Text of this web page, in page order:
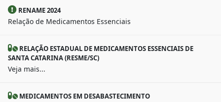
RENAME 2024
Relação de Medicamentos Essenciais
RELAÇÃO ESTADUAL DE MEDICAMENTOS ESSENCIAIS DE
SANTA CATARINA (RESME/SC)
Veja mais...
MEDICAMENTOS EM DESABASTECIMENTO